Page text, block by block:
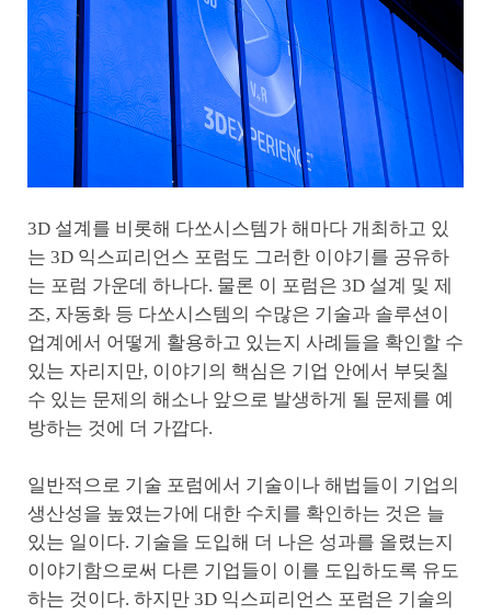
3D 설계를 비롯해 다쏘시스템가 해마다 개최하고 있
는 3D 익스피리언스 포럼도 그러한 이야기를 공유하
는 포럼 가운데 하나다. 물론 이 포럼은 3D 설계 및 제
조, 자동화 등 다쏘시스템의 수많은 기술과 솔루션이
업계에서 어떻게 활용하고 있는지 사례들을 확인할 수
있는 자리지만, 이야기의 핵심은 기업 안에서 부딪칠
수 있는 문제의 해소나 앞으로 발생하게 될 문제를 예
방하는 것에 더 가깝다.
일반적으로 기술 포럼에서 기술이나 해법들이 기업의
생산성을 높였는가에 대한 수치를 확인하는 것은 늘
있는 일이다. 기술을 도입해 더 나은 성과를 올렸는지
이야기함으로써 다른 기업들이 이를 도입하도록 유도
하는 것이다. 하지만 3D 익스피리언스 포럼은 기술의